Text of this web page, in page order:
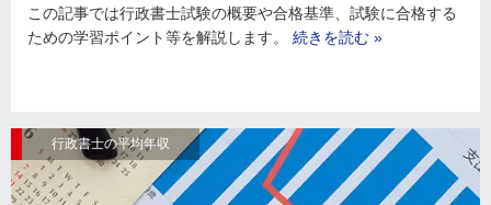
この記事では行政書士試験の概要や合格基準、試験に合格する
ための学習ポイント等を解説します。 続きを読む »
行政書士の平均年収